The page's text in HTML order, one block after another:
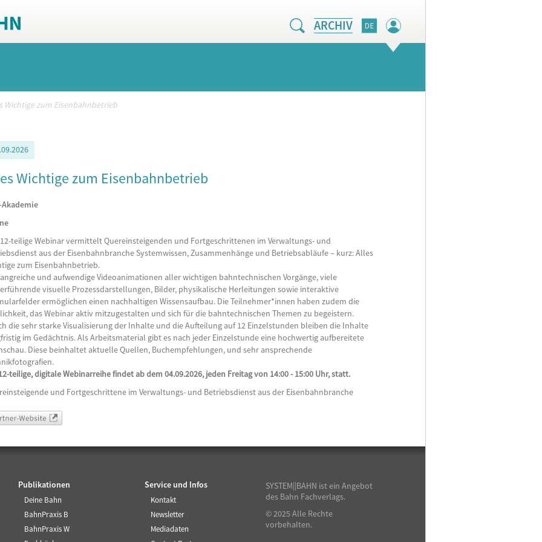
ARCHIV
Wichtige zum Eisenbahnbetrieb
Wichtige zum Eisenbahnbetrieb
Akademie
12-teilige Webinar vermittelt Quereinsteigenden und Fortgeschrittenen im Verwaltungs- und
aus der Eisenbahnbranche Systemwissen, Zusammenhänge und Betriebsabläufe – kurz: Alles
zum Eisenbahnbetrieb.
und aufwendige Videoanimationen aller wichtigen bahntechnischen Vorgänge, viele
visuelle Prozessdarstellungen, Bilder, physikalische Herleitungen sowie interaktive
ermöglichen einen nachhaltigen Wissensaufbau. Die Teilnehmer*innen haben zudem die
das Webinar aktiv mitzugestalten und sich für die bahntechnischen Themen zu begeistern.
die sehr starke Visualisierung der Inhalte und die Aufteilung auf 12 Einzelstunden bleiben die Inhalte
im Gedächtnis. Als Arbeitsmaterial gibt es nach jeder Einzelstunde eine hochwertig aufbereitete
Diese beinhaltet aktuelle Quellen, Buchempfehlungen, und sehr ansprechende
teilige, digitale Webinarreihe findet ab dem 04.09.2026, jeden Freitag von 14:00 - 15:00 Uhr, statt.
und Fortgeschrittene im Verwaltungs- und Betriebsdienst aus der Eisenbahnbranche
Website
Publikationen
Deine Bahn
BahnPraxis B
BahnPraxis W
Service und Infos
Kontakt
Newsletter
Mediadaten
SYSTEM||BAHN ist ein Angebot
des Bahn Fachverlags.
© 2025 Alle Rechte
vorbehalten.